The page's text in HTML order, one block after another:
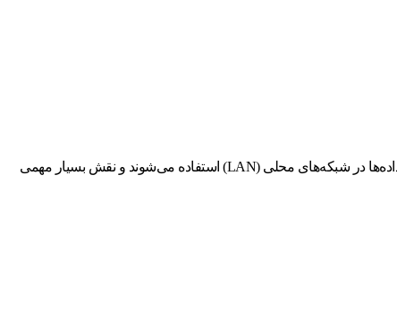
در دنیای شبکه‌های کامپیوتری، سوئیچ‌ها یکی از کلیدی‌ترین اجزای زیرساخت ارتباطی به حساب می‌آیند. آن‌ها به عنوان ابزارهایی برای مدیریت و انتقال داده‌ها در شبکه‌های محلی (LAN) استفاده می‌شوند و نقش بسیار مهمی